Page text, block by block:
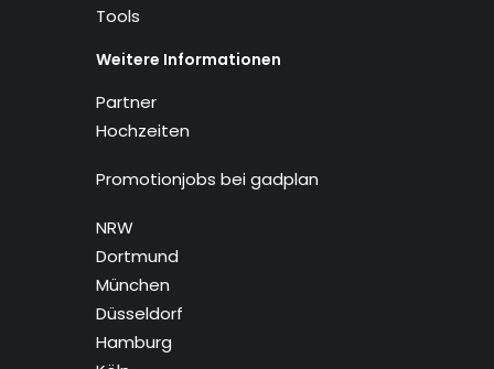
Tools
Weitere Informationen
Partner
Hochzeiten
Promotionjobs bei gadplan
NRW
Dortmund
München
Düsseldorf
Hamburg